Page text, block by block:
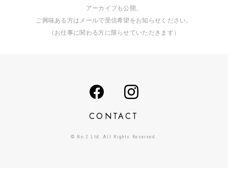
アーカイブも公開。
ご興味ある方はメールで受信希望をお知らせください。
（お仕事に関わる方に限らせていただきます）
CONTACT
© No.2 Ltd. All Rights Reserved.